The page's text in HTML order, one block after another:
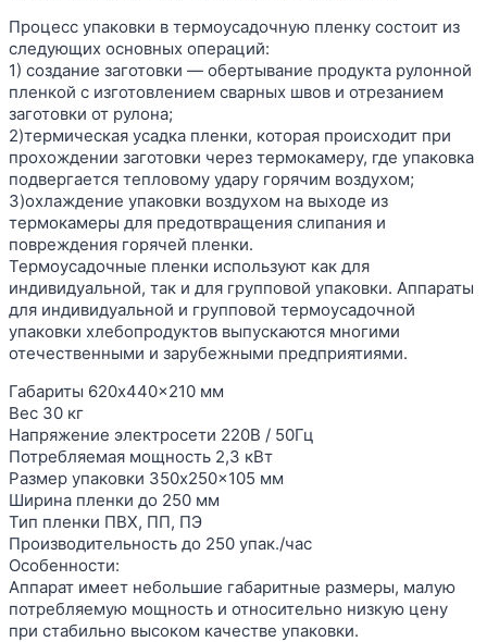
Процесс упаковки в термоусадочную пленку состоит из
следующих основных операций:
1) создание заготовки — обертывание продукта рулонной
пленкой с изготовлением сварных швов и отрезанием
заготовки от рулона;
2)термическая усадка пленки, которая происходит при
прохождении заготовки через термокамеру, где упаковка
подвергается тепловому удару горячим воздухом;
3)охлаждение упаковки воздухом на выходе из
термокамеры для предотвращения слипания и
повреждения горячей пленки.
Термоусадочные пленки используют как для
индивидуальной, так и для групповой упаковки. Аппараты
для индивидуальной и групповой термоусадочной
упаковки хлебопродуктов выпускаются многими
отечественными и зарубежными предприятиями.
Габариты 620x440x210 мм
Вес 30 кг
Напряжение электросети 220В / 50Гц
Потребляемая мощность 2,3 кВт
Размер упаковки 350x250x105 мм
Ширина пленки до 250 мм
Тип пленки ПВХ, ПП, ПЭ
Производительность до 250 упак./час
Особенности:
Аппарат имеет небольшие габаритные размеры, малую
потребляемую мощность и относительно низкую цену
при стабильно высоком качестве упаковки.